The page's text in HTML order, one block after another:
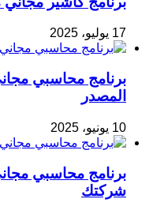
17 يوليو، 2025
برنامج محاسبي
المصدر
10 يونيو، 2025
برنامج محاسبي
شركتك